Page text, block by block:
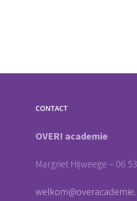
CONTACT
OVER! academie
Margriet Hijweege – 06